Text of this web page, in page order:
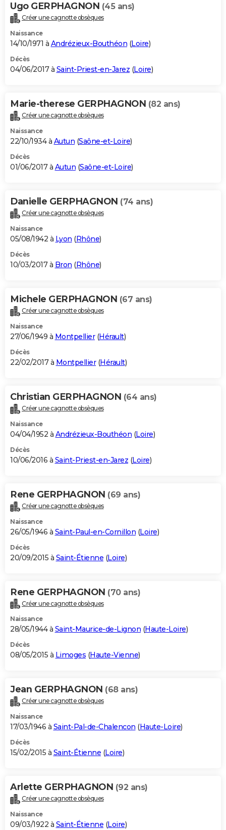
Ugo GERPHAGNON (45 ans)
Créer une cagnotte obsèques
Naissance
14/10/1971 à Andrézieux-Bouthéon (Loire)
Décès
04/06/2017 à Saint-Priest-en-Jarez (Loire)
Marie-therese GERPHAGNON (82 ans)
Créer une cagnotte obsèques
Naissance
22/10/1934 à Autun (Saône-et-Loire)
Décès
01/06/2017 à Autun (Saône-et-Loire)
Danielle GERPHAGNON (74 ans)
Créer une cagnotte obsèques
Naissance
05/08/1942 à Lyon (Rhône)
Décès
10/03/2017 à Bron (Rhône)
Michele GERPHAGNON (67 ans)
Créer une cagnotte obsèques
Naissance
27/06/1949 à Montpellier(Hérault)
Décès
22/02/2017 à Montpellier(Hérault)
Christian GERPHAGNON (64 ans)
Créer une cagnotte obsèques
Naissance
04/04/1952 à Andrézieux-Bouthéon (Loire)
Décès
10/06/2016 à Saint-Priest-en-Jarez (Loire)
Rene GERPHAGNON (69 ans)
Créer une cagnotte obsèques
Naissance
26/05/1946 à Saint-Paul-en-Cornillon (Loire)
Décès
20/09/2015 à Saint-Étienne (Loire)
Rene GERPHAGNON (70 ans)
Créer une cagnotte obsèques
Naissance
28/05/1944 à Saint-Maurice-de-Lignon (Haute-Loire)
Décès
08/05/2015 à Limoges (Haute-Vienne)
Jean GERPHAGNON (68 ans)
Créer une cagnotte obsèques
Naissance
17/03/1946 à Saint-Pal-de-Chalencon (Haute-Loire)
Décès
15/02/2015 à Saint-Étienne (Loire)
Arlette GERPHAGNON (92 ans)
Créer une cagnotte obsèques
Naissance
09/03/1922 à Saint-Étienne (Loire)